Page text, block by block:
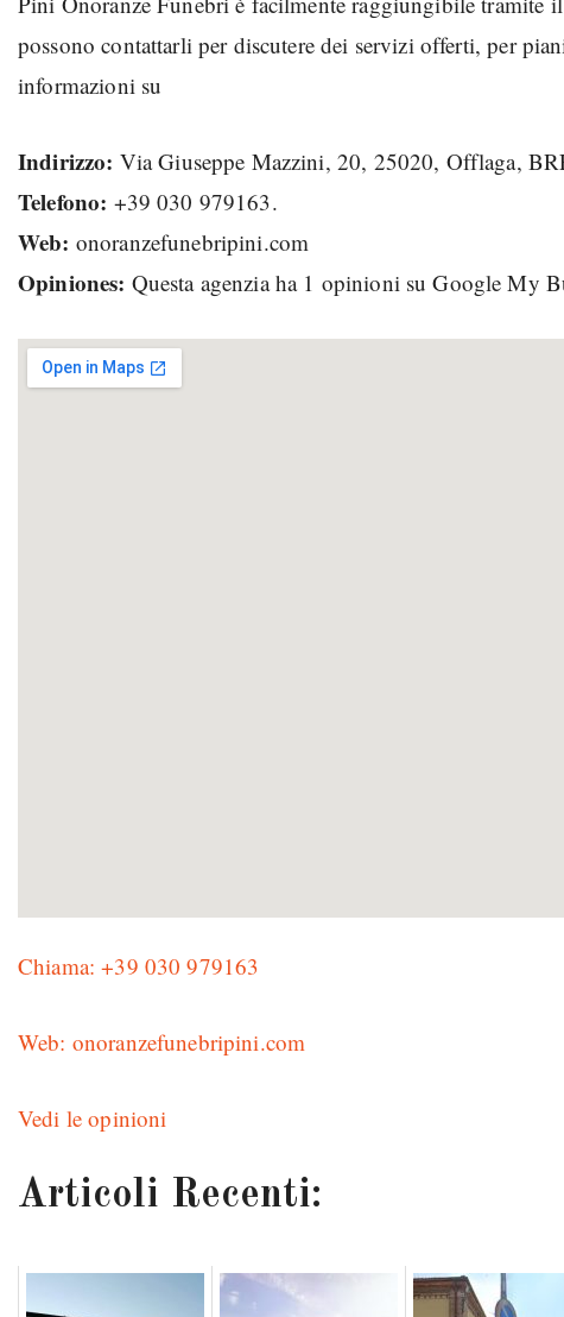
possono contattarli per discutere dei servizi offerti, per
informazioni su
Indirizzo: Via Giuseppe Mazzini, 20, 25020, Offlaga,
Telefono: +39 030 979163.
Web: onoranzefunebripini.com
Opiniones: Questa agenzia ha 1 opinioni su Google My
Chiama: +39 030 979163
Web: onoranzefunebripini.com
Vedi le opinioni
Articoli Recenti: